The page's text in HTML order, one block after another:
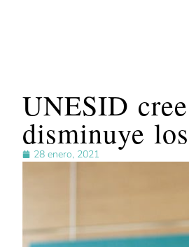
UNESID
disminuye
28 enero, 2021